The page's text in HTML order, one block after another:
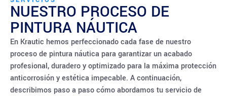
NUESTRO PROCESO DE
PINTURA NÁUTICA
En Krautic hemos perfeccionado cada fase de nuestro
proceso de pintura náutica para garantizar un acabado
profesional, duradero y optimizado para la máxima protección
anticorrosión y estética impecable. A continuación,
describimos paso a paso cómo abordamos tu servicio de